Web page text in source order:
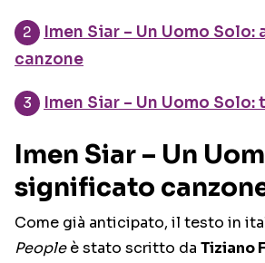
Imen Siar – Un Uomo
canzone
Imen Siar – Un Uomo Solo:
Imen Siar – Un
significato
Come già anticipato, il testo in
Peopleè stato scritto da Tiziano